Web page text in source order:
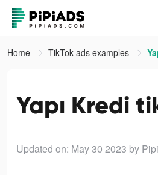
Home TikTok ads examples
Yapı Kredi
Updated on: May 30 2023 by